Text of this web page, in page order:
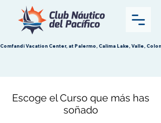
Comfandi Vacation Center, at Palermo, Calima Lake, Valle,
Escoge el Curso que más has
soñado